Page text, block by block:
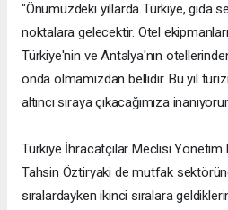
"Önümüzdeki yıllarda Türkiye, gıda
noktalara gelecektir. Otel
Türkiye'nin ve Antalya'nın
onda olmamızdan bellidir. Bu yıl
altıncı sıraya çıkacağımıza
Türkiye İhracatçılar Meclisi Yönetim
Tahsin Öztiryaki de mutfak
sıralardayken ikinci sıralara